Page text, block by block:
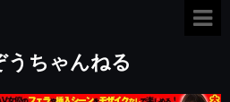
うちゃんねる